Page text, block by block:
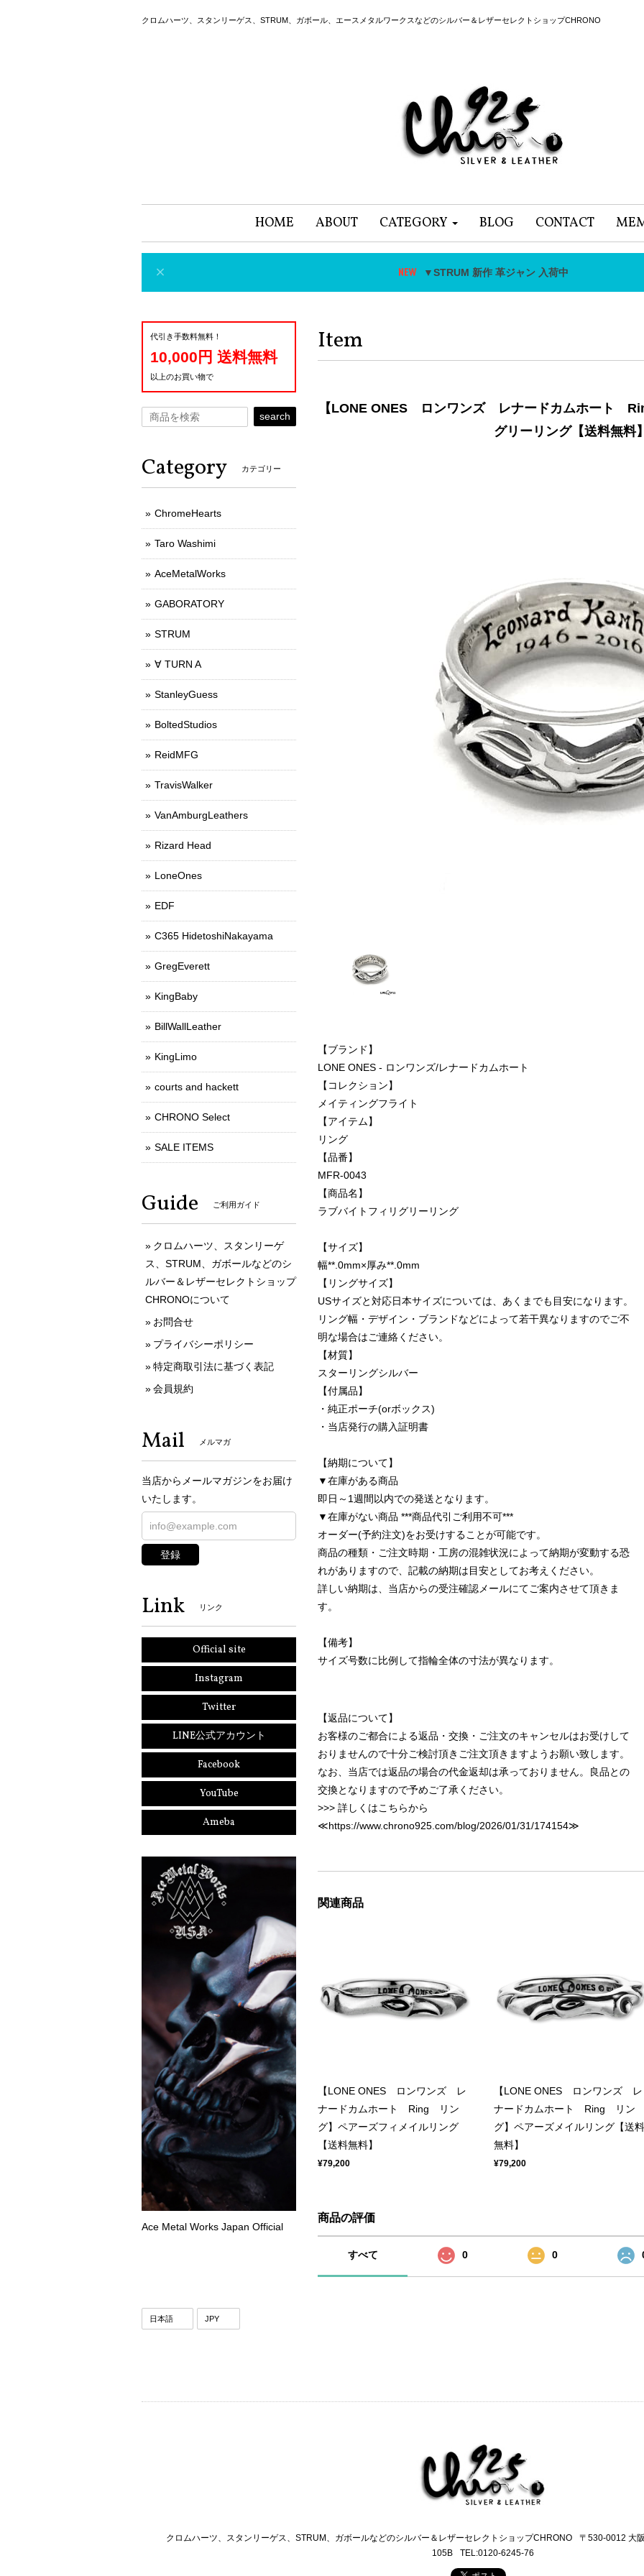
クロムハーツ、スタンリーゲス、STRUM、ガボール、エースメタルワークスなどのシルバー＆レザーセレクトショップCHRONO
HOME ABOUT CATEGORY BLOG CONTACT
▼STRUM 新作 革ジャン 入荷中
Item
【LONE ONES ロンワンズ レナードカムホート
グリーリング【送料無料
【ブランド】
LONE ONES - ロンワンズ/レナードカムホート
【コレクション】
メイティングフライト
【アイテム】
リング
【品番】
MFR-0043
【商品名】
ラブバイトフィリグリーリング
【サイズ】
幅**.0mm×厚み**.0mm
【リングサイズ】
USサイズと対応日本サイズについては、あくまでも目安になります。
リング幅・デザイン・ブランドなどによって若干異なりますのでご不
明な場合はご連絡ください。
【材質】
スターリングシルバー
【付属品】
・純正ポーチ(orボックス)
・当店発行の購入証明書
【納期について】
▼在庫がある商品
即日～1週間以内での発送となります。
▼在庫がない商品 ***商品代引ご利用不可***
オーダー(予約注文)をお受けすることが可能です。
商品の種類・ご注文時期・工房の混雑状況によって納期が変動する恐
れがありますので、記載の納期は目安としてお考えください。
詳しい納期は、当店からの受注確認メールにてご案内させて頂きま
す。
【備考】
サイズ号数に比例して指輪全体の寸法が異なります。
【返品について】
お客様のご都合による返品・交換・ご注文のキャンセルはお受けして
おりませんので十分ご検討頂きご注文頂きますようお願い致します。
なお、当店では返品の場合の代金返却は承っておりません。良品との
交換となりますので予めご了承ください。
>>> 詳しくはこちらから
≪https://www.chrono925.com/blog/2026/01/31/174154≫
関連商品
【LONE ONES ロンワンズ レ
ナードカムホート Ring リン
グ】ペアーズフィメイルリング
【送料無料】
¥79,200
【LONE ONES ロンワンズ レ
ナードカムホート Ring リン
グ】ペアーズメイルリング【送料
無料】
¥79,200
商品の評価
すべて 0 0
代引き手数料無料！
10,000円 送料無料
以上のお買い物で
search
Category カテゴリー
ChromeHearts
Taro Washimi
AceMetalWorks
GABORATORY
STRUM
∀ TURN A
StanleyGuess
BoltedStudios
ReidMFG
TravisWalker
VanAmburgLeathers
Rizard Head
LoneOnes
EDF
C365 HidetoshiNakayama
GregEverett
KingBaby
BillWallLeather
KingLimo
courts and hackett
CHRONO Select
SALE ITEMS
Guide ご利用ガイド
クロムハーツ、スタンリーゲ
ス、STRUM、ガボールなどのシ
ルバー＆レザーセレクトショップ
CHRONOについて
お問合せ
プライバシーポリシー
特定商取引法に基づく表記
会員規約
Mail メルマガ
当店からメールマガジンをお届け
いたします。
登録
Link リンク
Official site
Instagram
Twitter
LINE公式アカウント
Facebook
YouTube
Ameba
Ace Metal Works Japan Official
クロムハーツ、スタンリーゲス、STRUM、ガボールなどのシルバー＆レザーセレクトショップCHRONO
〒530-0012 大
105B
TEL:0120-6245-76